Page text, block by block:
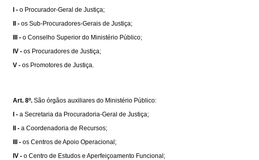
I - o Procurador-Geral de Justiça;
II - os Sub-Procuradores-Gerais de Justiça;
III - o Conselho Superior do Ministério Público;
IV - os Procuradores de Justiça;
V - os Promotores de Justiça.
Art. 8º. São órgãos auxiliares do Ministério Público:
I - a Secretaria da Procuradoria-Geral de Justiça;
II - a Coordenadoria de Recursos;
III - os Centros de Apoio Operacional;
IV - o Centro de Estudos e Aperfeiçoamento Funcional;